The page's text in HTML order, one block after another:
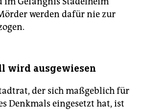
werden dafür nie zur
wird ausgewiesen
der sich maßgeblich für
Denkmals eingesetzt hat, ist